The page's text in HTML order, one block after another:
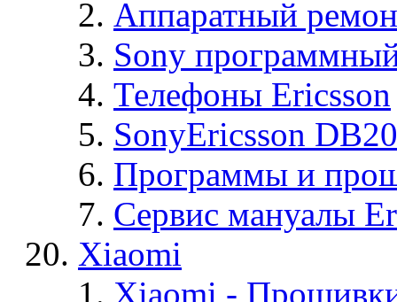
Аппаратный
Sony
Телефоны Ericsson
SonyEricsson
Программы и
Сервис мануалы
Xiaomi
Xiaomi -